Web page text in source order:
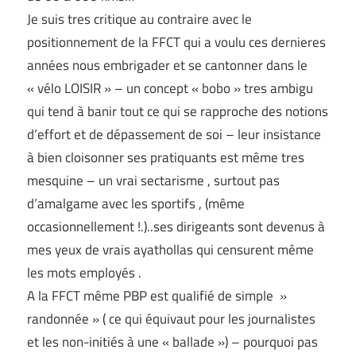
Je suis tres critique au contraire avec le
positionnement de la FFCT qui a voulu ces dernieres
années nous embrigader et se cantonner dans le
« vélo LOISIR » – un concept « bobo » tres ambigu
qui tend à banir tout ce qui se rapproche des notions
d’effort et de dépassement de soi – leur insistance
à bien cloisonner ses pratiquants est même tres
mesquine – un vrai sectarisme , surtout pas
d’amalgame avec les sportifs , (même
occasionnellement !.)..ses dirigeants sont devenus à
mes yeux de vrais ayathollas qui censurent même
les mots employés .
A la FFCT même PBP est qualifié de simple »
randonnée » ( ce qui équivaut pour les journalistes
et les non-initiés à une « ballade ») – pourquoi pas